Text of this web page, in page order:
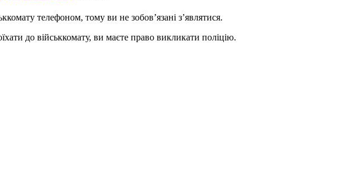
телефоном, тому ви не зобов’язані з’являтися.
до військкомату, ви маєте право викликати поліцію.